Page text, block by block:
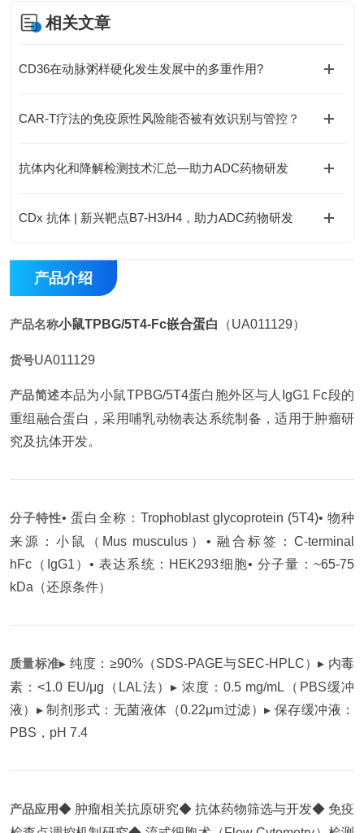
相关文章
CD36在动脉粥样硬化发生发展中的多重作用?
CAR-T疗法的免疫原性风险能否被有效识别与管控？
抗体内化和降解检测技术汇总—助力ADC药物研发
CDx 抗体 | 新兴靶点B7-H3/H4，助力ADC药物研发
产品介绍
产品名称小鼠TPBG/5T4-Fc嵌合蛋白 （UA011129）
货号UA011129
产品简述本品为小鼠TPBG/5T4蛋白胞外区与人IgG1 Fc段的
重组融合蛋白，采用哺乳动物表达系统制备，适用于肿瘤研
究及抗体开发。
分子特性• 蛋白全称：Trophoblast glycoprotein (5T4)• 物种
来源：小鼠（Mus musculus） • 融合标签：C-terminal
hFc（IgG1）• 表达系统：HEK293细胞• 分子量：~65-75
kDa（还原条件）
质量标准▸ 纯度：≥90%（SDS-PAGE与SEC-HPLC）▸ 内毒
素：<1.0 EU/μg（LAL法）▸ 浓度：0.5 mg/mL（PBS缓冲
液） ▸ 制剂形式：无菌液体（0.22μm过滤）▸ 保存缓冲液：
PBS，pH 7.4
产品应用◆ 肿瘤相关抗原研究◆ 抗体药物筛选与开发◆ 免疫